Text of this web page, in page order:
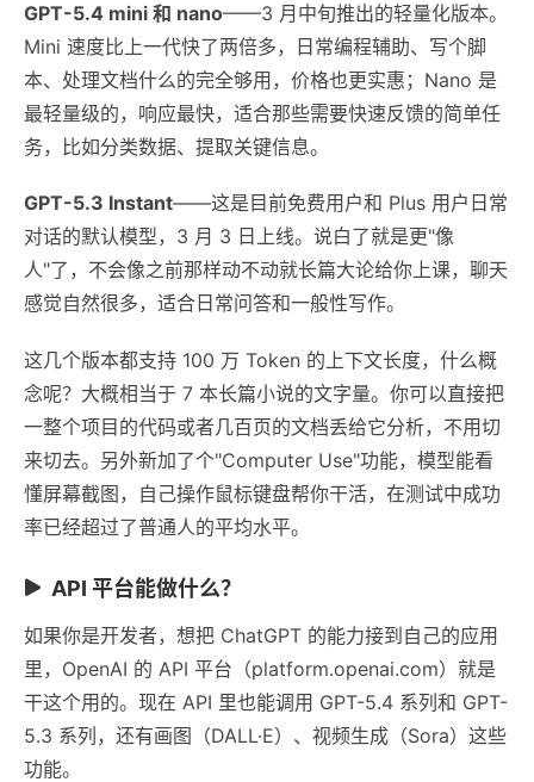
GPT-5.4 mini 和 nano——3 月中旬推出的轻量化版本。
Mini 速度比上一代快了两倍多，日常编程辅助、写个脚
本、处理文档什么的完全够用，价格也更实惠；Nano 是
最轻量级的，响应最快，适合那些需要快速反馈的简单任
务，比如分类数据、提取关键信息。
GPT-5.3 Instant——这是目前免费用户和 Plus 用户日常
对话的默认模型，3 月 3 日上线。说白了就是更"像
人"了，不会像之前那样动不动就长篇大论给你上课，聊天
感觉自然很多，适合日常问答和一般性写作。
这几个版本都支持 100 万 Token 的上下文长度，什么概
念呢？大概相当于 7 本长篇小说的文字量。你可以直接把
一整个项目的代码或者几百页的文档丢给它分析，不用切
来切去。另外新加了个"Computer Use"功能，模型能看
懂屏幕截图，自己操作鼠标键盘帮你干活，在测试中成功
率已经超过了普通人的平均水平。
API 平台能做什么？
如果你是开发者，想把 ChatGPT 的能力接到自己的应用
里，OpenAI 的 API 平台（platform.openai.com）就是
干这个用的。现在 API 里也能调用 GPT-5.4 系列和 GPT-
5.3 系列，还有画图（DALL·E）、视频生成（Sora）这些
功能。